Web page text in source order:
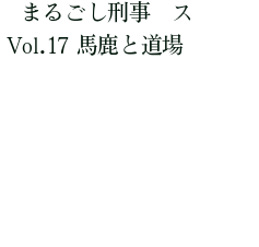
まるごし刑事 ス
馬鹿と道場